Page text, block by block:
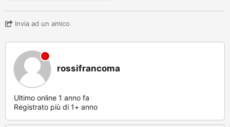
Invia ad un amico
rossifrancoma
Ultimo online 1 anno fa
Registrato più di 1+ anno